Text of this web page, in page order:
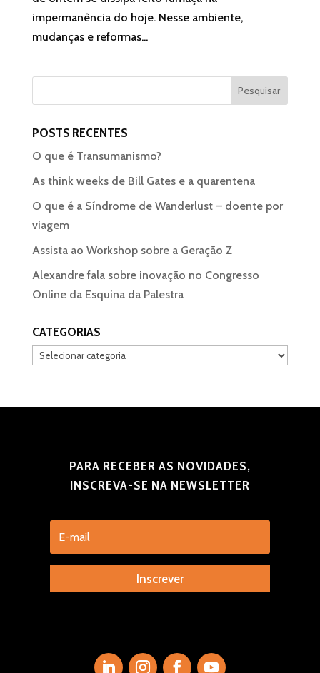
impermanência do hoje. Nesse ambiente,
mudanças e reformas...
POSTS RECENTES
O que é Transumanismo?
As think weeks de Bill Gates e a quarentena
O que é a Síndrome de Wanderlust – doente por
viagem
Assista ao Workshop sobre a Geração Z
Alexandre fala sobre inovação no Congresso
Online da Esquina da Palestra
CATEGORIAS
Categorias
PARA RECEBER AS NOVIDADES,
INSCREVA-SE NA NEWSLETTER
Inscrever